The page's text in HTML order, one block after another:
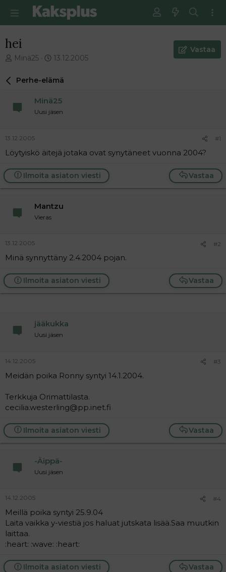
hei
V
e
i
t
u
a
l
o
t
j
Minä25
E
s
m
ä
n
i
e
s
i
13.12.2005
Vastaa
Perhe-elämä
Minä25
Uusi jäsen
13.12.2005 #1
Löytyiskö äitejä jotaka ovat synytäneet vuonna 2004?
Vastaa
Ilmoita asiaton viesti
Mantzu
Vieras
13.12.2005 #2
Minä synnyttäny 2.4.2004 pojan.
Vastaa
Ilmoita asiaton viesti
jääkukka
Uusi jäsen
14.12.2005 #3
Meidän poika Ronny syntyi 14.1.2004.
Terkkuja Orimattilasta.
cecilia.westerling@pp.inet.fi
Vastaa
Ilmoita asiaton viesti
-Äippä-
Uusi jäsen
14.12.2005 #4
Meillä poika syntyi 25.9.04
Laita vaikka y-viestiä jos haluat jutskata lisää.Saa muutkin
laittaa.
:heart: :wave: :heart:
Vastaa
Ilmoita asiaton viesti